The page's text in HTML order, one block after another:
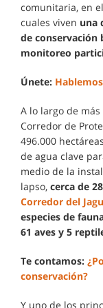
comunitaria, en
cuales viven una
de conservación
monitoreo
Únete:
A lo largo de
Corredor de
496.000
de agua clave
medio de la
lapso, cerca de
Corredor del
especies de
61 aves y 5
Te contamos:
conservación?
Y uno de los